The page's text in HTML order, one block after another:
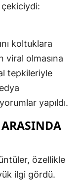
Mersin
İstanbul
İzmir
Kars
Kastamonu
Kırklareli
çekiciydi:
koltuklara
viral olmasına
tepkileriyle
yapıldı.
özellikle
ilgi gördü.